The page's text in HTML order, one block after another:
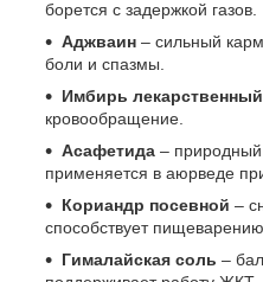
борется с задержкой газов.
Аджваин – сильный
боли и спазмы.
Имбирь лекарственный
кровообращение.
Асафетида – природный
применяется в аюрведе
Кориандр посевной –
способствует пищеварению.
Гималайская соль –